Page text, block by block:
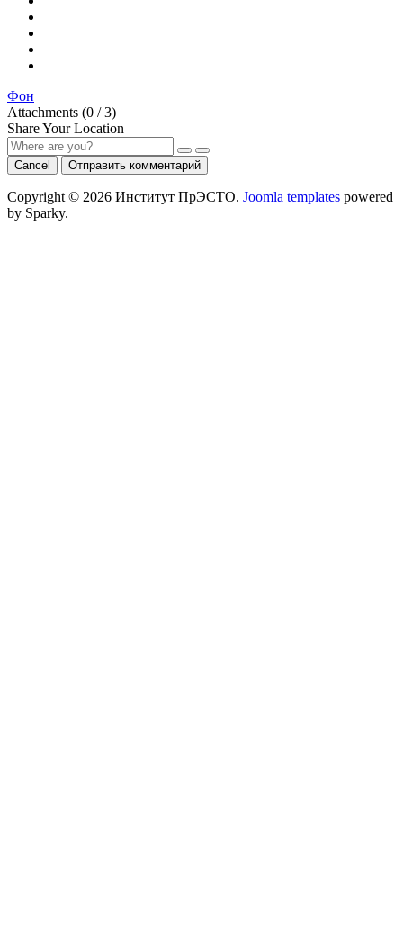
Фон
Attachments (0 / 3)
Share Your Location
Cancel Отправить комментарий
Copyright © 2026 Институт ПрЭСТО. Joomla templates powered
by Sparky.